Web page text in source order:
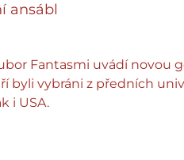
ansábl
Fantasmi uvádí novou
byli vybráni z předních
i USA.